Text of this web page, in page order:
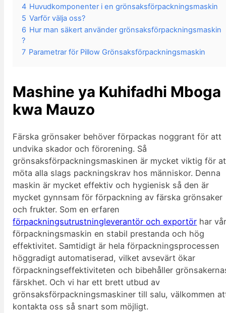
4 Huvudkomponenter i en grönsaksförpackningsmaskin
5 Varför välja oss?
6 Hur man säkert använder grönsaksförpackningsmaskin
?
7 Parametrar för Pillow Grönsaksförpackningsmaskin
Mashine ya Kuhifadhi Mboga
kwa Mauzo
Färska grönsaker behöver förpackas noggrant för att
undvika skador och förorening. Så
grönsaksförpackningsmaskinen är mycket viktig för
möta alla slags packningskrav hos människor. Denna
maskin är mycket effektiv och hygienisk så den är
mycket gynnsam för förpackning av färska grönsaker
och frukter. Som en erfaren
förpackningsutrustningleverantör och exportör har
förpackningsmaskin en stabil prestanda och hög
effektivitet. Samtidigt är hela förpackningsprocessen
höggradigt automatiserad, vilket avsevärt ökar
förpackningseffektiviteten och bibehåller
färskhet. Och vi har ett brett utbud av
grönsaksförpackningsmaskiner till salu, välkommen
kontakta oss så snart som möjligt.